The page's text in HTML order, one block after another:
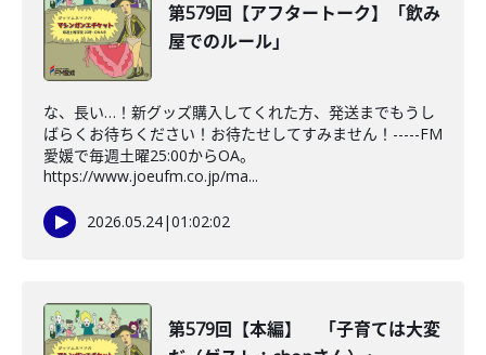
第579回【アフタートーク】「飲み
屋でのルール」
な、長い…！新グッズ購入してくれた方、発送までもうし
ばらくお待ちください！お待たせしてすみません！-----FM
愛媛で毎週土曜25:00からOA。
https://www.joeufm.co.jp/ma...
2026.05.24|01:02:02
第579回【本編】 「子育ては大変